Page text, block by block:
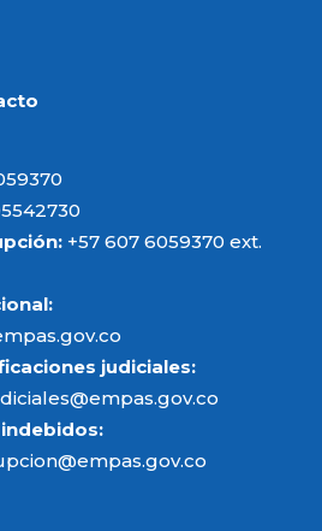
10 registros
+57 607 6059370 ext.
judiciales: